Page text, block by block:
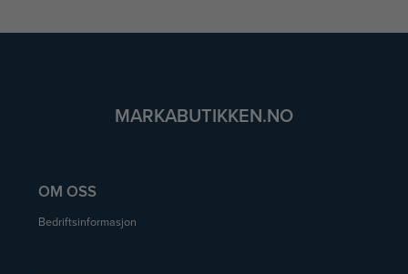
MARKABUTIKKEN.NO
OM OSS
Bedriftsinformasjon